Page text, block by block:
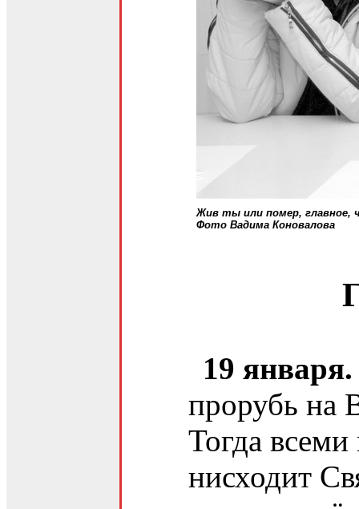
Жив ты или помер, главное,
Фото Вадима Коновалова
19 января.
прорубь на
Тогда
нисходит